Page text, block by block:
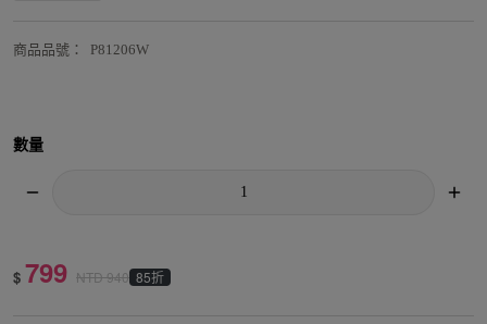
商品品號 ： P81206W
數量
$ 799 NTD940 85折